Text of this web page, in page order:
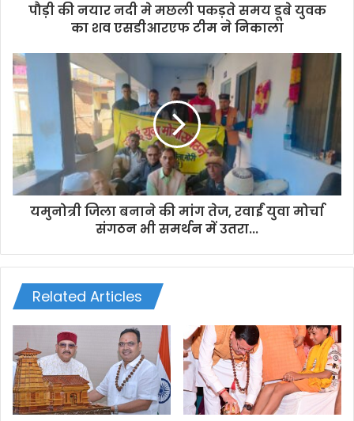
s
s
पौड़ी की नयार नदी मे मछली पकड़ते समय डूबे युवक
का शव एसडीआरएफ टीम ने निकाला
यमुनोत्री जिला बनाने की मांग तेज, रवाईं युवा मोर्चा
संगठन भी समर्थन में उतरा...
Related Articles